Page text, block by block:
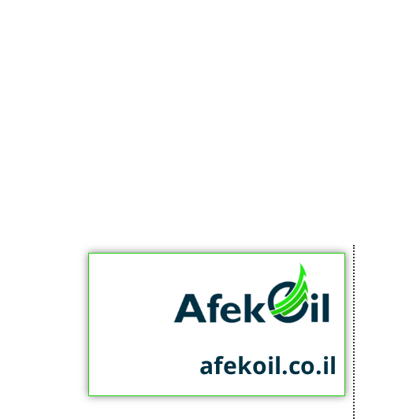
afekoil.co.il